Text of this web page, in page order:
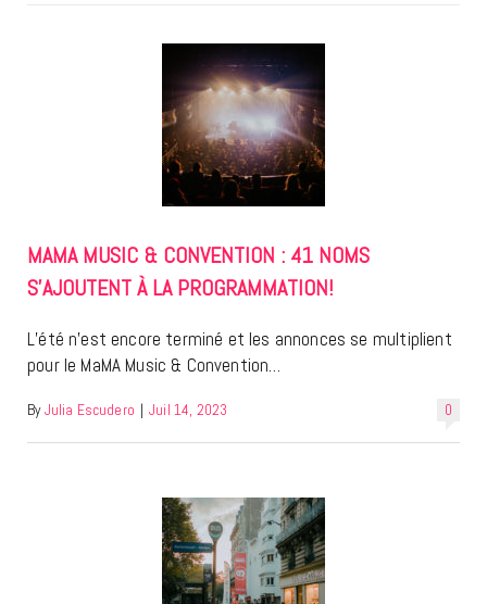
MAMA MUSIC & CONVENTION : 41 NOMS
S’AJOUTENT À LA PROGRAMMATION!
L’été n’est encore terminé et les annonces se multiplient
pour le MaMA Music & Convention…
0
By Julia Escudero | Juil 14, 2023